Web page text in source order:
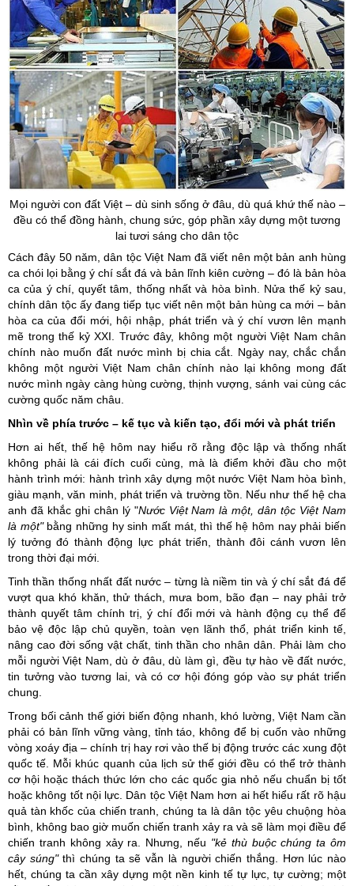
Mọi người con đất Việt – dù sinh sống ở đâu, dù quá khứ thế nào –
đều có thể đồng hành, chung sức, góp phần xây dựng một tương
lai tươi sáng cho dân tộc
Cách đây 50 năm, dân tộc Việt Nam đã viết nên một bản anh hùng
ca chói lọi bằng ý chí sắt đá và bản lĩnh kiên cường – đó là bản hòa
ca của ý chí, quyết tâm, thống nhất và hòa bình. Nửa thế kỷ sau,
chính dân tộc ấy đang tiếp tục viết nên một bản hùng ca mới – bản
hòa ca của đổi mới, hội nhập, phát triển và ý chí vươn lên mạnh
mẽ trong thế kỷ XXI. Trước đây, không một người Việt Nam chân
chính nào muốn đất nước mình bị chia cắt. Ngày nay, chắc chắn
không một người Việt Nam chân chính nào lại không mong đất
nước mình ngày càng hùng cường, thịnh vượng, sánh vai cùng các
cường quốc năm châu.
Nhìn về phía trước – kế tục và kiến tạo, đổi mới và phát triển
Hơn ai hết, thế hệ hôm nay hiểu rõ rằng độc lập và thống nhất
không phải là cái đích cuối cùng, mà là điểm khởi đầu cho một
hành trình mới: hành trình xây dựng một nước Việt Nam hòa bình,
giàu mạnh, văn minh, phát triển và trường tồn. Nếu như thế hệ cha
anh đã khắc ghi chân lý "Nước Việt Nam là một, dân tộc Việt Nam
là một"bằng những hy sinh mất mát, thì thế hệ hôm nay phải biến
lý tưởng đó thành động lực phát triển, thành đôi cánh vươn lên
trong thời đại mới.
Tinh thần thống nhất đất nước – từng là niềm tin và ý chí sắt đá để
vượt qua khó khăn, thử thách, mưa bom, bão đạn – nay phải trở
thành quyết tâm chính trị, ý chí đổi mới và hành động cụ thể để
bảo vệ độc lập chủ quyền, toàn vẹn lãnh thổ, phát triển kinh tế,
nâng cao đời sống vật chất, tinh thần cho nhân dân. Phải làm cho
mỗi người Việt Nam, dù ở đâu, dù làm gì, đều tự hào về đất nước,
tin tưởng vào tương lai, và có cơ hội đóng góp vào sự phát triển
chung.
Trong bối cảnh thế giới biến động nhanh, khó lường, Việt Nam cần
phải có bản lĩnh vững vàng, tỉnh táo, không để bị cuốn vào những
vòng xoáy địa – chính trị hay rơi vào thế bị động trước các xung đột
quốc tế. Mỗi khúc quanh của lịch sử thế giới đều có thể trở thành
cơ hội hoặc thách thức lớn cho các quốc gia nhỏ nếu chuẩn bị tốt
hoặc không tốt nội lực. Dân tộc Việt Nam hơn ai hết hiểu rất rõ hậu
quả tàn khốc của chiến tranh, chúng ta là dân tộc yêu chuộng hòa
bình, không bao giờ muốn chiến tranh xảy ra và sẽ làm mọi điều để
chiến tranh không xảy ra. Nhưng, nếu "kẻ thù buộc chúng ta ôm
cây súng"thì chúng ta sẽ vẫn là người chiến thắng. Hơn lúc nào
hết, chúng ta cần xây dựng một nền kinh tế tự lực, tự cường; một